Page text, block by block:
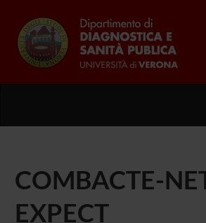
COMBACTE-
EXPECT